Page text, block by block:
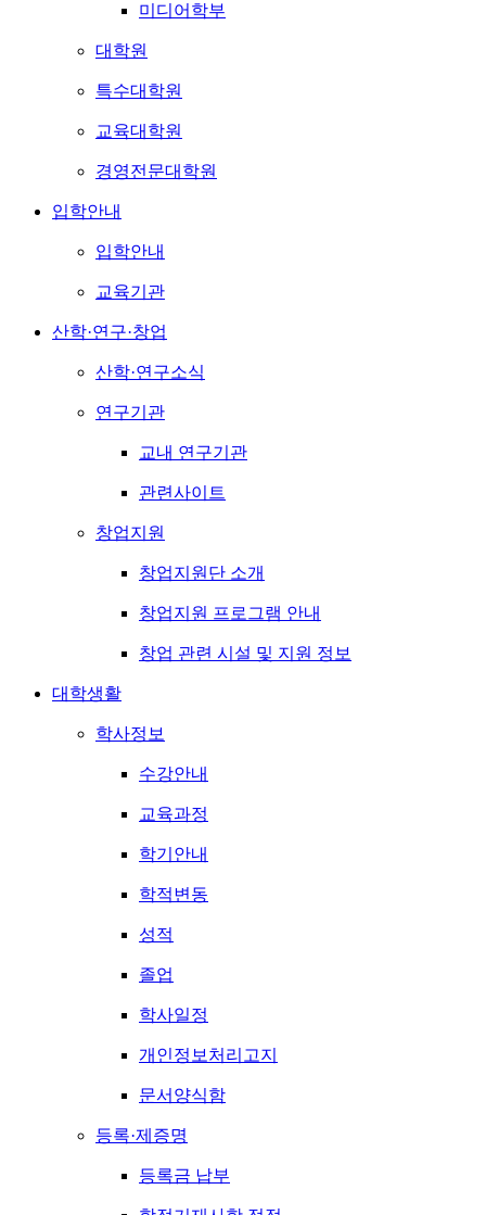
미디어학부
대학원
특수대학원
교육대학원
경영전문대학원
입학안내
입학안내
교육기관
산학·연구·창업
산학·연구소식
연구기관
교내 연구기관
관련사이트
창업지원
창업지원단 소개
창업지원 프로그램 안내
창업 관련 시설 및 지원 정보
대학생활
학사정보
수강안내
교육과정
학기안내
학적변동
성적
졸업
학사일정
개인정보처리고지
문서양식함
등록·제증명
등록금 납부